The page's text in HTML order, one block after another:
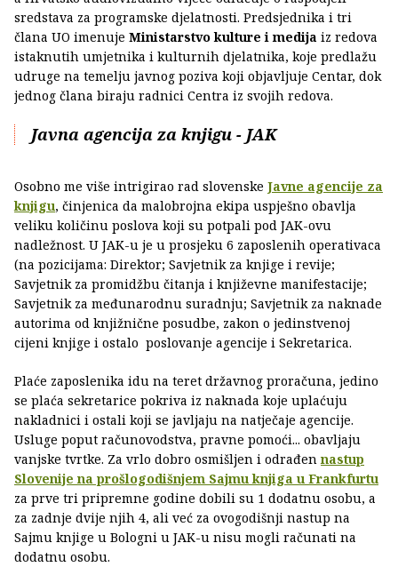
sredstava za programske djelatnosti. Predsjednika i tri
člana UO imenuje Ministarstvo kulture i medija iz redova
istaknutih umjetnika i kulturnih djelatnika, koje predlažu
udruge na temelju javnog poziva koji objavljuje Centar, dok
jednog člana biraju radnici Centra iz svojih redova.
Javna agencija za knjigu - JAK
Osobno me više intrigirao rad slovenske Javne agencije za
knjigu, činjenica da malobrojna ekipa uspješno obavlja
veliku količinu poslova koji su potpali pod JAK-ovu
nadležnost. U JAK-u je u prosjeku 6 zaposlenih operativaca
(na pozicijama: Direktor; Savjetnik za knjige i revije;
Savjetnik za promidžbu čitanja i književne manifestacije;
Savjetnik za međunarodnu suradnju; Savjetnik za naknade
autorima od knjižnične posudbe, zakon o jedinstvenoj
cijeni knjige i ostalo poslovanje agencije i Sekretarica.
Plaće zaposlenika idu na teret državnog proračuna, jedino
se plaća sekretarice pokriva iz naknada koje uplaćuju
nakladnici i ostali koji se javljaju na natječaje agencije.
Usluge poput računovodstva, pravne pomoći... obavljaju
vanjske tvrtke. Za vrlo dobro osmišljen i odrađennastup
Slovenije na prošlogodišnjem Sajmu knjiga u Frankfurtu
za prve tri pripremne godine dobili su 1 dodatnu osobu, a
za zadnje dvije njih 4, ali već za ovogodišnji nastup na
Sajmu knjige u Bologni u JAK-u nisu mogli računati na
dodatnu osobu.